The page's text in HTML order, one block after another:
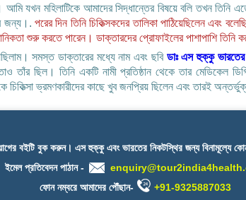
যখন মহিলাটিকে আমাদের সিদ্ধান্তের বিষয়ে বলি তখন
জন্য।. পরের দিন তিনি চিকিত্সকদের তালিকা পাঠিয়েছিলেন এবং
শুরু করতে পারেন। ডাক্তারদের প্রোফাইলের পাশাপাশি তিনি
সমস্ত ডাক্তারের মধ্যে নাম এবং ছবি ডাঃ এস হুক্কু ভারতের
তাঁর ছিল। তিনি একটি নামী প্রতিষ্ঠান থেকে তার মেডিকেল
চিকিত্সা ভ্রমণকারীদের কাছে খুব জনপ্রিয় ছিলেন এবং তারই
বইটি বুক করুন। এস হুক্কু এবং ভারতের নিকটস্থির জন্য বিনামূল্যে
ইমেল প্রতিবেদন পাঠান -
ফোন নম্বরে আমাদের পৌঁছান-
+91-9325887033